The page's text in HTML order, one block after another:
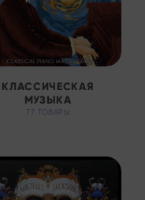
КЛАССИЧЕСКАЯ
МУЗЫКА
77 ТОВАРЫ